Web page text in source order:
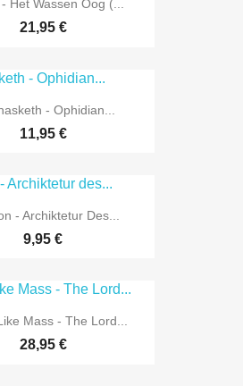
Het Wassen Oog (...
21,95 €
- Ophidian...
11,95 €
- Archiktetur Des...
9,95 €
Mass - The Lord...
28,95 €